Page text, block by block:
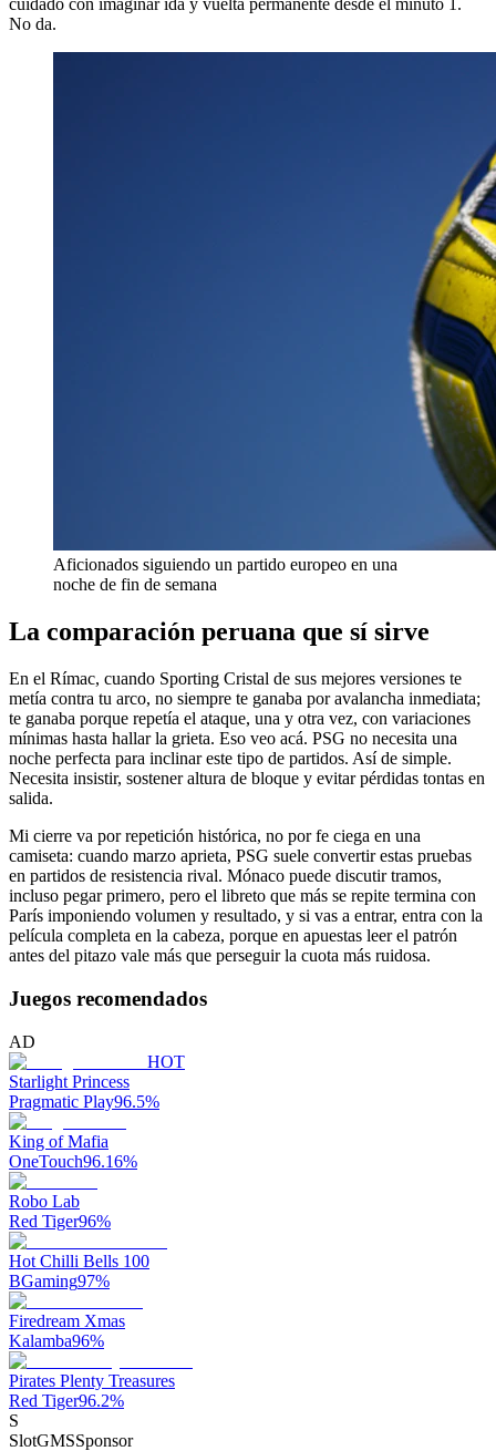
cuidado con imaginar ida y vuelta permanente desde el minuto 1.
No da.
Aficionados siguiendo un partido europeo en una
noche de fin de semana
La comparación peruana que sí sirve
En el Rímac, cuando Sporting Cristal de sus mejores versiones te
metía contra tu arco, no siempre te ganaba por avalancha inmediata;
te ganaba porque repetía el ataque, una y otra vez, con variaciones
mínimas hasta hallar la grieta. Eso veo acá. PSG no necesita una
noche perfecta para inclinar este tipo de partidos. Así de simple.
Necesita insistir, sostener altura de bloque y evitar pérdidas tontas en
salida.
Mi cierre va por repetición histórica, no por fe ciega en una
camiseta: cuando marzo aprieta, PSG suele convertir estas pruebas
en partidos de resistencia rival. Mónaco puede discutir tramos,
incluso pegar primero, pero el libreto que más se repite termina con
París imponiendo volumen y resultado, y si vas a entrar, entra con la
película completa en la cabeza, porque en apuestas leer el patrón
antes del pitazo vale más que perseguir la cuota más ruidosa.
Juegos recomendados
AD
HOT
Starlight Princess
Pragmatic Play96.5%
King of Mafia
OneTouch96.16%
Robo Lab
Red Tiger96%
Hot Chilli Bells 100
BGaming97%
Firedream Xmas
Kalamba96%
Pirates Plenty Treasures
Red Tiger96.2%
S
SlotGMSSponsor